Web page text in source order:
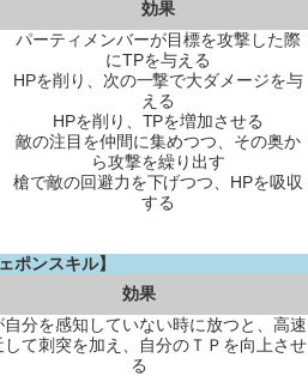
効果
パーティメンバーが目標を攻撃した際
にTPを与える
HPを削り、次の一撃で大ダメージを与
える
HPを削り、TPを増加させる
敵の注目を仲間に集めつつ、その奥か
ら攻撃を繰り出す
槍で敵の回避力を下げつつ、HPを吸収
する
ポンスキル】
効果
自分を感知していない時に放つと、高速
して刺突を加え、自分のＴＰを向上させ
る